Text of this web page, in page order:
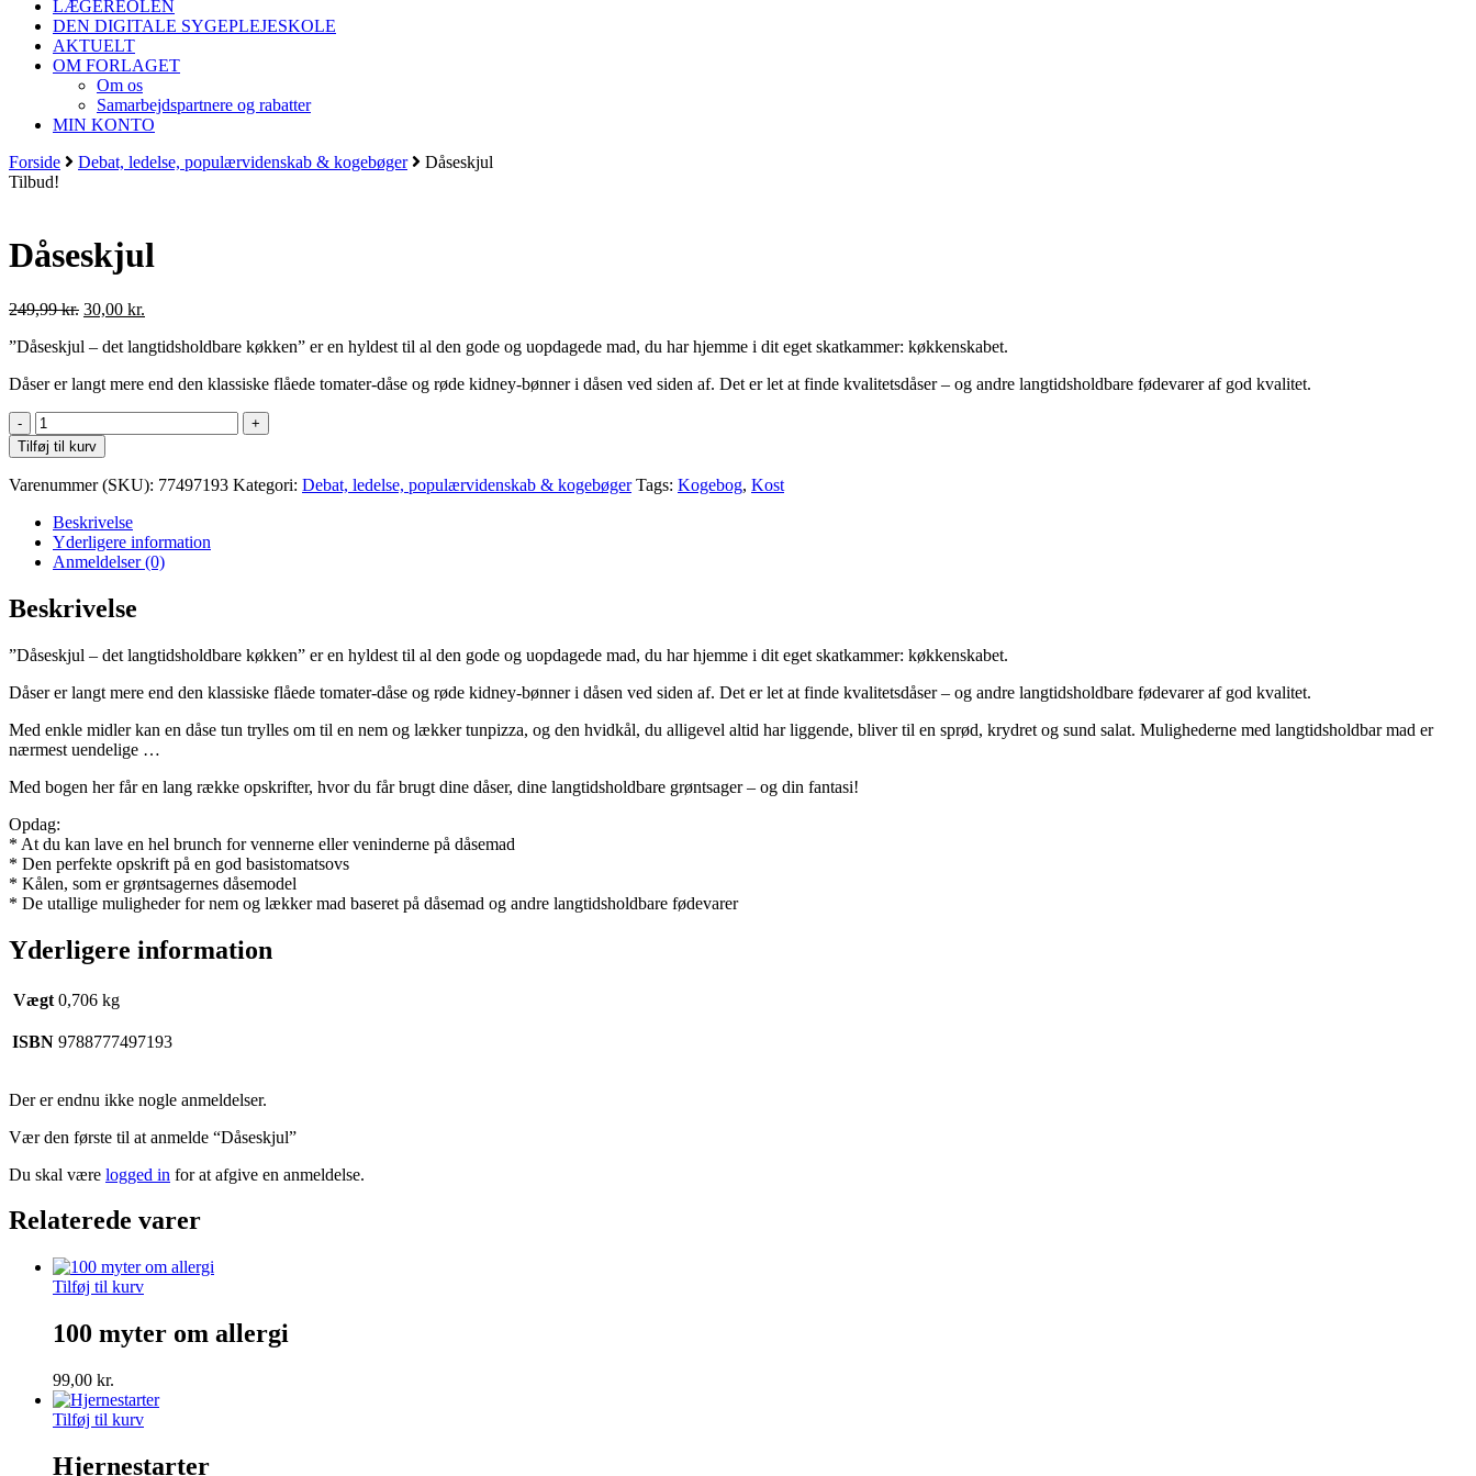
LÆGEREOLEN
DEN DIGITALE SYGEPLEJESKOLE
AKTUELT
OM FORLAGET
Om os
Samarbejdspartnere og rabatter
MIN KONTO
Forside
Debat, ledelse, populærvidenskab & kogebøger
Dåseskjul
Tilbud!
Dåseskjul
249,99kr. Den
pris
249,99 kr..
30,00 kr.
pris
30,00 kr..
”Dåseskjul – det langtidsholdbare køkken” er en hyldest til al den gode og uopdagede mad, du har hjemme i dit eget skatkammer: køkkenskabet.
Dåser er langt mere end den klassiske flåede tomater-dåse og røde kidney-bønner i dåsen ved siden af. Det er let at finde kvalitetsdåser – og andre langtidsholdbare fødevarer af god kvalitet.
Dåseskjul
antal
Tilføj til kurv
Varenummer (SKU): 77497193 Kategori: Debat, ledelse, populærvidenskab & kogebøger Tags: Kogebog, Kost
Beskrivelse
Yderligere information
Anmeldelser (0)
Beskrivelse
”Dåseskjul – det langtidsholdbare køkken” er en hyldest til al den gode og uopdagede mad, du har hjemme i dit eget skatkammer: køkkenskabet.
Dåser er langt mere end den klassiske flåede tomater-dåse og røde kidney-bønner i dåsen ved siden af. Det er let at finde kvalitetsdåser – og andre langtidsholdbare fødevarer af god kvalitet.
Med enkle midler kan en dåse tun trylles om til en nem og lækker tunpizza, og den hvidkål, du alligevel altid har liggende, bliver til en sprød, krydret og sund salat. Mulighederne med langtidsholdbar mad er
nærmest uendelige …
Med bogen her får en lang række opskrifter, hvor du får brugt dine dåser, dine langtidsholdbare grøntsager – og din fantasi!
Opdag:
* At du kan lave en hel brunch for vennerne eller veninderne på dåsemad
* Den perfekte opskrift på en god basistomatsovs
* Kålen, som er grøntsagernes dåsemodel
* De utallige muligheder for nem og lækker mad baseret på dåsemad og andre langtidsholdbare fødevarer
Yderligere information
Vægt 0,706 kg
ISBN 9788777497193
Der er endnu ikke nogle anmeldelser.
Vær den første til at anmelde “Dåseskjul”
Du skal være logged in for at afgive en anmeldelse.
Relaterede varer
Tilføj til kurv
100 myter om allergi
99,00 kr.
Tilføj til kurv
Hjernestarter